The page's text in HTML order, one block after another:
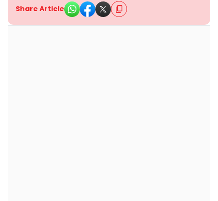
Share Article